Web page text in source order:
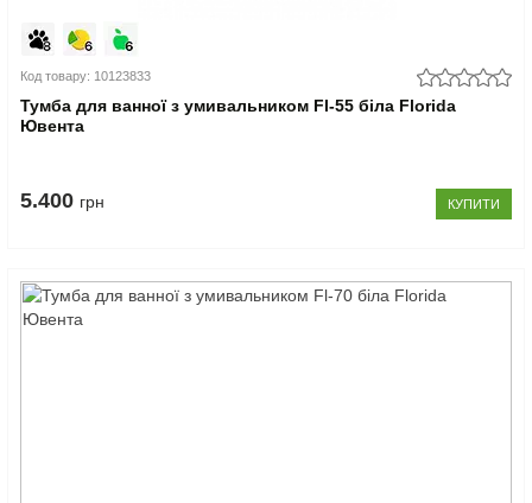
Код товару: 10123833
Тумба для ванної з умивальником Fl-55 біла Florida
Ювента
5.400 грн КУПИТИ